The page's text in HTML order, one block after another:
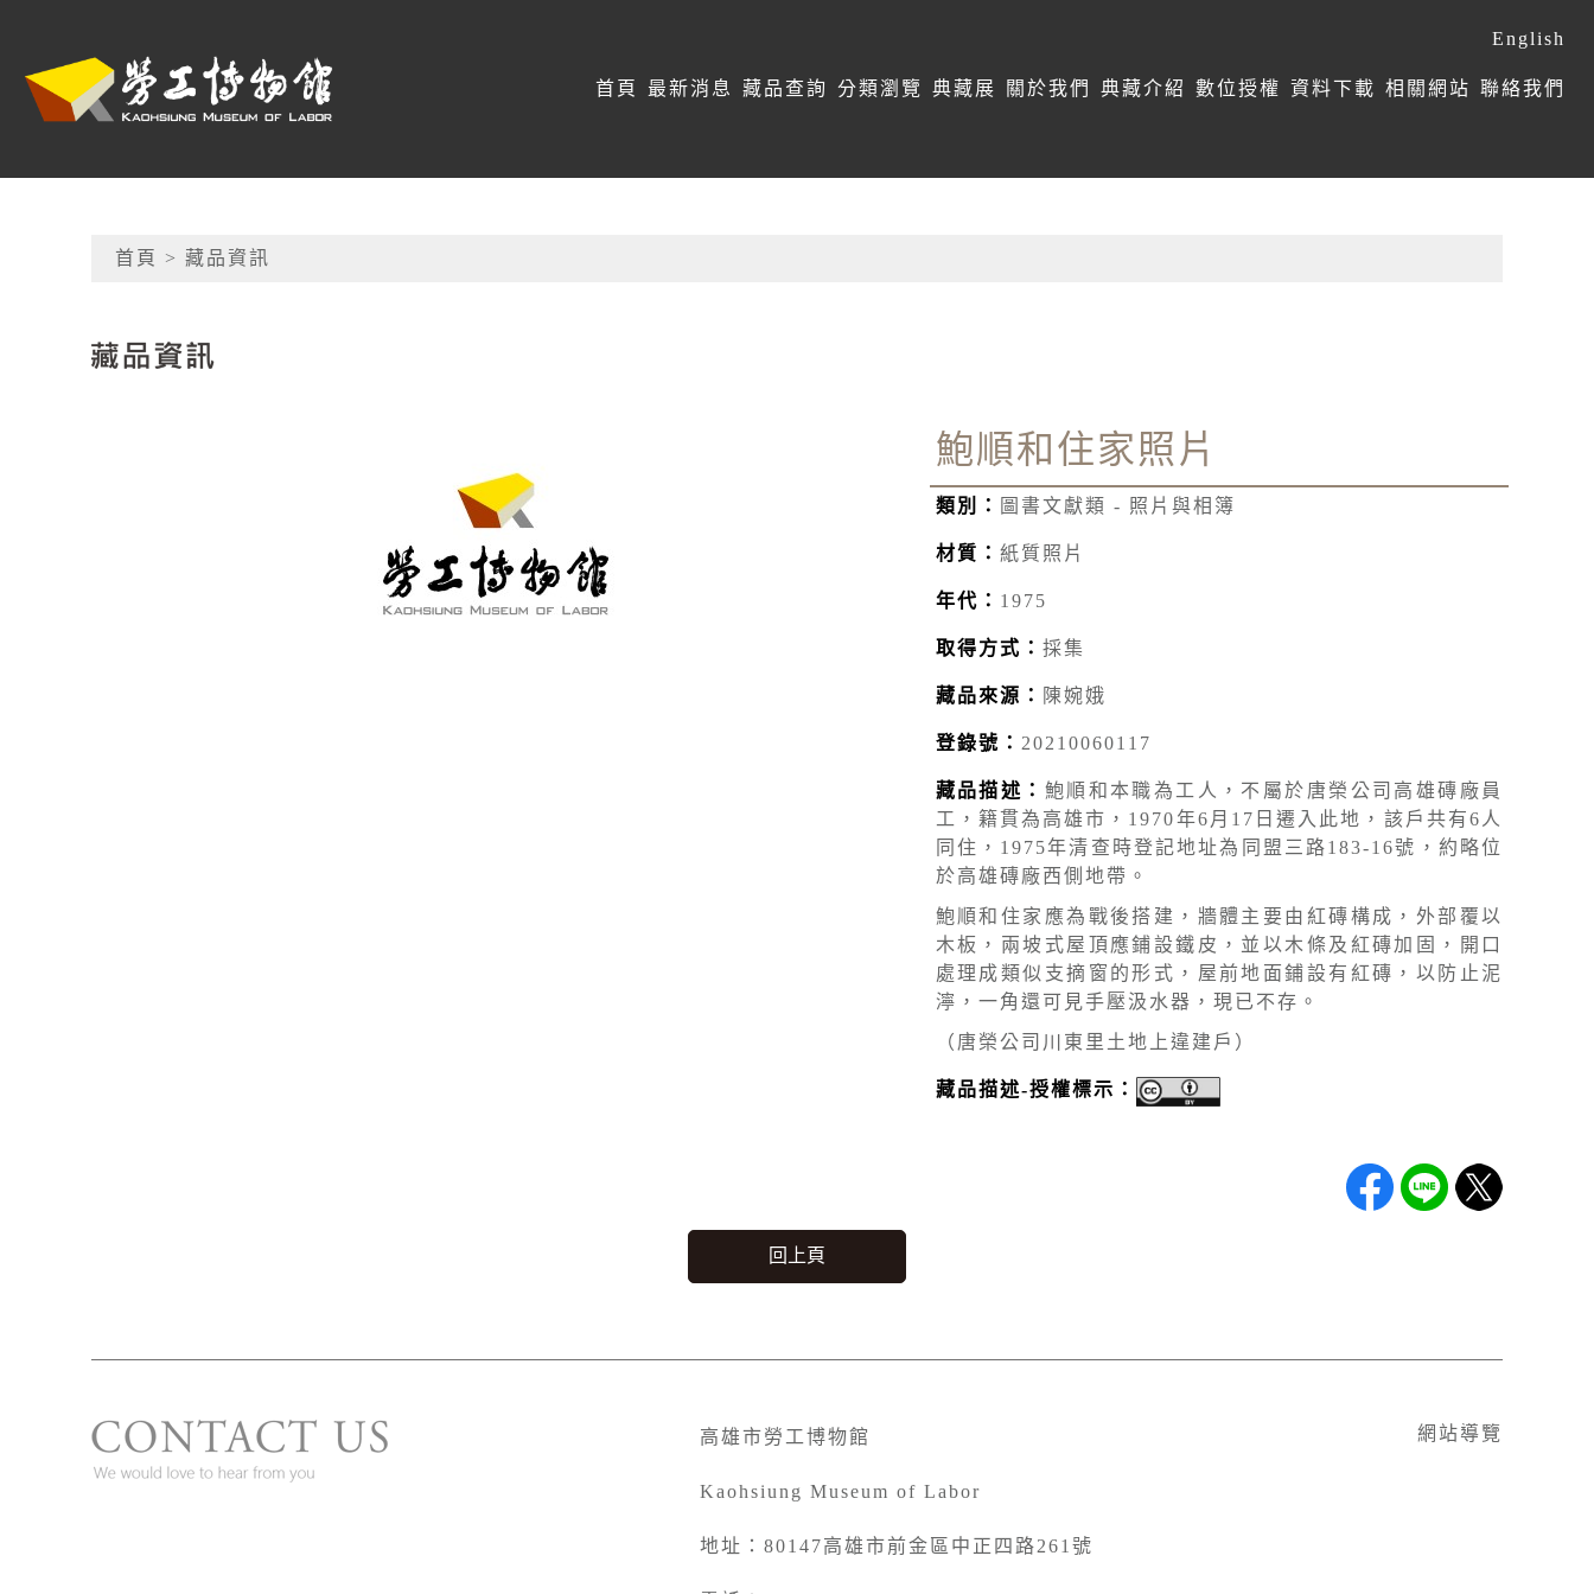
高雄市勞工博物館
網頁導覽
首頁 最新消息 藏品查詢 分類瀏覽 典藏展 關於我們 典藏介紹 數位授權 資料下載 相關網站 聯絡我們
English
首頁 > 藏品資訊
鮑順和住家照片
類別： 圖書文獻類 - 照片與相簿
材質： 紙質照片
年代： 1975
取得方式： 採集
藏品來源： 陳婉娥
登錄號： 20210060117
藏品描述： 鮑順和本職為工人，不屬於唐榮公司高雄磚廠員
工，籍貫為高雄市，1970年6月17日遷入此地，該戶共有6人
同住，1975年清查時登記地址為同盟三路183-16號，約略位
於高雄磚廠西側地帶。
鮑順和住家應為戰後搭建，牆體主要由紅磚構成，外部覆以
木板，兩坡式屋頂應鋪設鐵皮，並以木條及紅磚加固，開口
處理成類似支摘窗的形式，屋前地面鋪設有紅磚，以防止泥
濘，一角還可見手壓汲水器，現已不存。
（唐榮公司川東里土地上違建戶）
藏品描述-授權標示：
回上頁
高雄市勞工博物館
Kaohsiung Museum of Labor
地址：80147高雄市前金區中正四路261號
網站導覽